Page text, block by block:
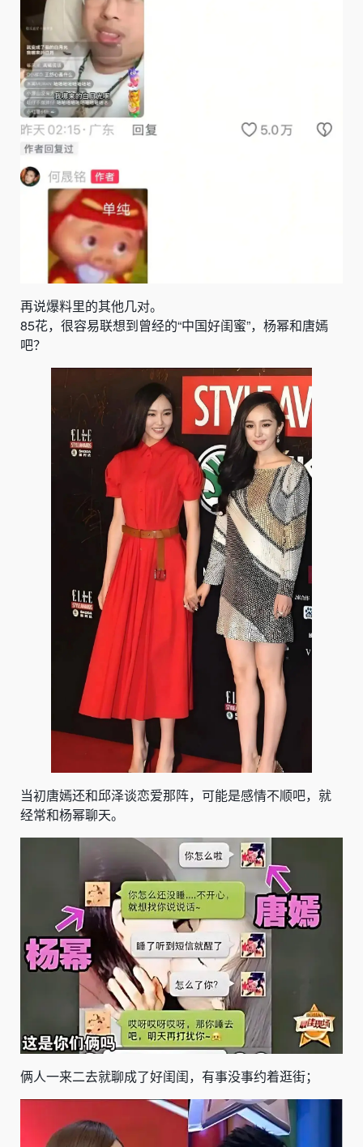
再说爆料里的其他几对。
85花，很容易联想到曾经的“中国好闺蜜”， 杨幂和唐嫣
吧？
当初唐嫣还和邱泽谈恋爱那阵，可能是感情不顺吧，就
经常和杨幂聊天。
俩人一来二去就聊成了好闺闺，有事没事约着逛街；